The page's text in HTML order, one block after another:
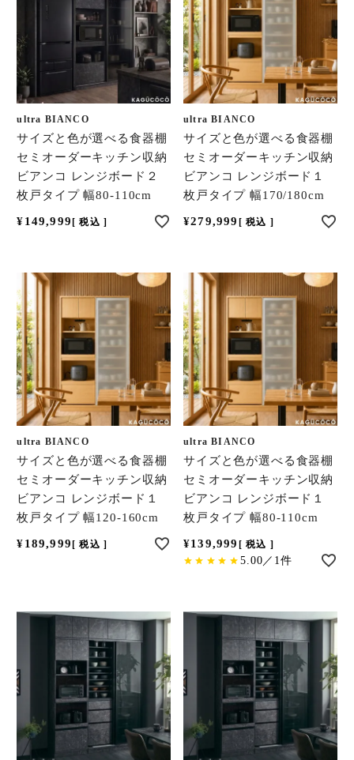
ultra BIANCO
サイズと色が選べる食器棚
セミオーダーキッチン収納
ビアンコ レンジボード２
枚戸タイプ 幅80-110cm
¥149,999 税込
ultra BIANCO
サイズと色が選べる食器棚
セミオーダーキッチン収納
ビアンコ レンジボード１
枚戸タイプ 幅170/180cm
¥279,999 税込
ultra BIANCO
サイズと色が選べる食器棚
セミオーダーキッチン収納
ビアンコ レンジボード１
枚戸タイプ 幅120-160cm
¥189,999 税込
ultra BIANCO
サイズと色が選べる食器棚
セミオーダーキッチン収納
ビアンコ レンジボード１
枚戸タイプ 幅80-110cm
¥139,999 税込
5.00／1件